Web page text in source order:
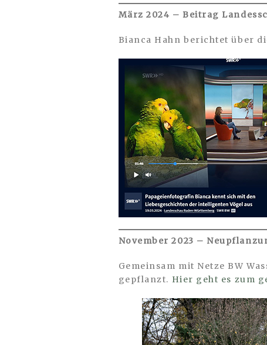
März 2024 – Beitrag
Bianca Hahn berichtet über
November 2023 –
Gemeinsam mit Netze BW
gepflanzt. Hier geht es zum